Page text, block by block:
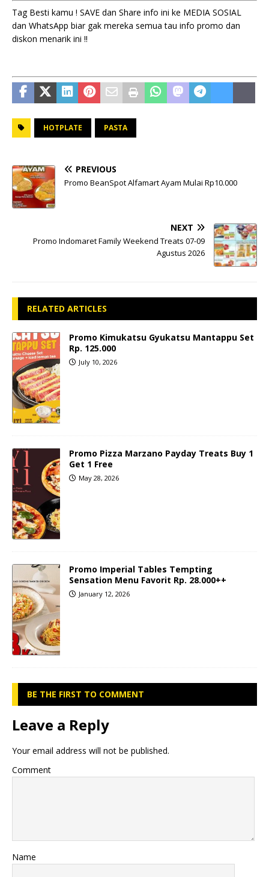
Tag Besti kamu ! SAVE dan Share info ini ke MEDIA SOSIAL
dan WhatsApp biar gak mereka semua tau info promo dan
diskon menarik ini !!
HOTPLATE PASTA
PREVIOUS
Promo BeanSpot Alfamart Ayam Mulai Rp10.000
NEXT
Promo Indomaret Family Weekend Treats 07-09
Agustus 2026
RELATED ARTICLES
Promo Kimukatsu Gyukatsu Mantappu Set
Rp. 125.000
July 10, 2026
Promo Pizza Marzano Payday Treats Buy 1
Get 1 Free
May 28, 2026
Promo Imperial Tables Tempting
Sensation Menu Favorit Rp. 28.000++
January 12, 2026
BE THE FIRST TO COMMENT
Leave a Reply
Your email address will not be published.
Comment
Name